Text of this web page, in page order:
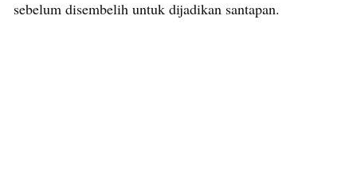
sebelum disembelih untuk dijadikan santapan.